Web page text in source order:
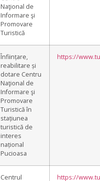
Naţional de
Informare şi
Promovare
Turistică
Înființare,
reabilitare și
dotare Centru
Naţional de
Informare şi
Promovare
Turistică în
stațiunea
turistică de
interes
național
Pucioasa
https://
Centrul
https://